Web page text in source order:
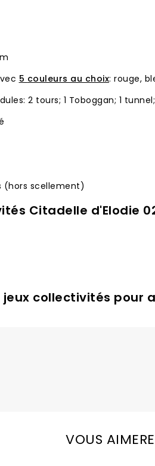
5 couleurs au choix: rouge,
2 tours; 1 Toboggan; 1
(hors scellement)
Citadelle d'Elodie
collectivités pour
VOUS